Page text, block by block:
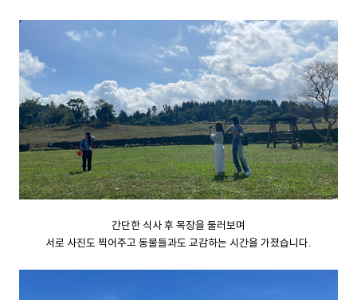
간단한 식사 후 목장을 둘러보며
서로 사진도 찍어주고 동물들과도 교감하는 시간을 가졌습니다.